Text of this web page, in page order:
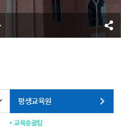
평생교육원
교육총괄팀